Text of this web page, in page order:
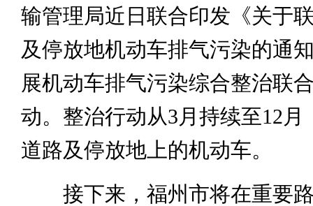
输管理局近日联合印发《关于
及停放地机动车排气污染的通
展机动车排气污染综合整治联
动。整治行动从3月持续至12月
道路及停放地上的机动车。
接下来，福州市将在重要路